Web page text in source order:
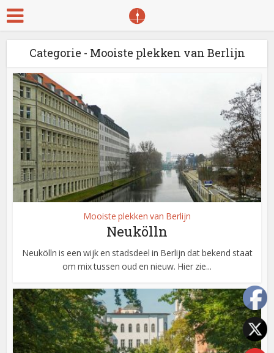
Categorie - Mooiste plekken van Berlijn
Mooiste plekken van Berlijn
Neukölln
Neukölln is een wijk en stadsdeel in Berlijn dat bekend staat
om mix tussen oud en nieuw. Hier zie...